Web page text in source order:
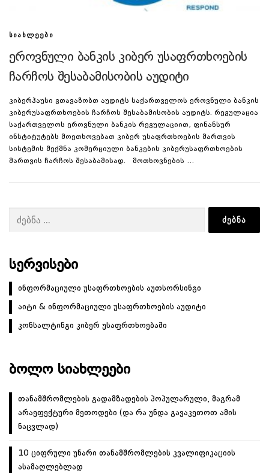
ᲡᲘᲐᲮᲚᲔᲔᲑᲘ
ეროვნული ბანკის კიბერ უსაფრთხოების
ჩარჩოს შესაბამისობის აუდიტი
კიბერჰაუსი გთავაზობთ აუდიტს საქართველოს ეროვნული ბანკის
კიბერუსაფრთხოების ჩარჩოს შესაბამისობის აუდიტს. რეგულაცია
საქართველოს ეროვნული ბანკის რეგულაციით, ფინანსურ
ინსტიტუტებს მოეთხოვებათ კიბერ უსაფრთხოების მართვის
სისტემის შექმნა კომერციული ბანკების კიბერუსაფრთხოების
მართვის ჩარჩოს შესაბამისად. მოთხოვნების …
ᲡᲔᲠᲕᲘᲡᲔᲑᲘ
ინფორმაციული უსაფრთხოების აუთსორსინგი
აიტი & ინფორმაციული უსაფრთხოების აუდიტი
კონსალტინგი კიბერ უსაფრთხოებაში
ᲑᲝᲚᲝ ᲡᲘᲐᲮᲚᲔᲔᲑᲘ
თანამშრომლების გადამზადების პოპულარული, მაგრამ
არაეფექტური მეთოდები (და რა უნდა გავაკეთოთ ამის
ნაცვლად)
10 ციფრული უნარი თანამშრომლების კვალიფიკაციის
ასამაღლებლად